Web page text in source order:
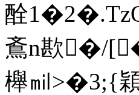
酫
鴍n歁�/
櫸㏕